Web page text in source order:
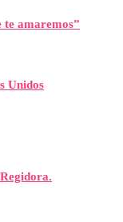
amaremos”
Unidos